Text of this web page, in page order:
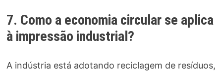
7. Como a economia circular se aplica
à impressão industrial?
A indústria está adotando reciclagem de resíduos,